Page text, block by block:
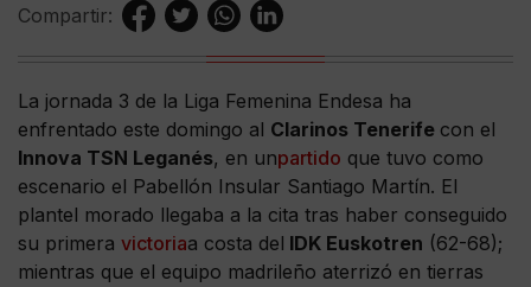
Compartir:
La jornada 3 de la Liga Femenina Endesa ha
enfrentado este domingo al Clarinos Tenerife con el
Innova TSN Leganés, en unpartido que tuvo como
escenario el Pabellón Insular Santiago Martín. El
plantel morado llegaba a la cita tras haber conseguido
su primera victoriaa costa del IDK Euskotren (62-68);
mientras que el equipo madrileño aterrizó en tierras